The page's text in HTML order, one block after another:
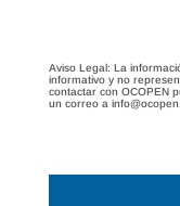
Aviso Legal: La
informativo y no
contactar con OCOPEN
un correo a